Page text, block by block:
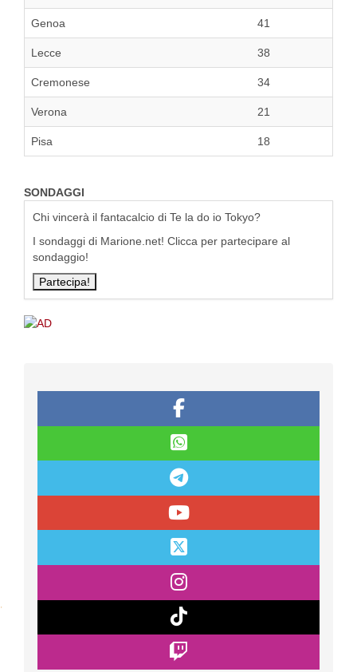
Genoa 41
Lecce 38
Cremonese 34
Verona 21
Pisa 18
SONDAGGI
Chi vincerà il fantacalcio di Te la do io Tokyo?
I sondaggi di Marione.net! Clicca per partecipare al
sondaggio!